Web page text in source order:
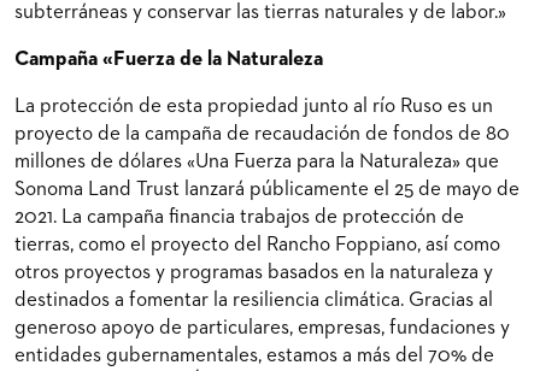
subterráneas y conservar las tierras naturales y de labor.»
Campaña «Fuerza de la Naturaleza
La protección de esta propiedad junto al río Ruso es un
proyecto de la campaña de recaudación de fondos de 80
millones de dólares «Una Fuerza para la Naturaleza» que
Sonoma Land Trust lanzará públicamente el 25 de mayo de
2021. La campaña financia trabajos de protección de
tierras, como el proyecto del Rancho Foppiano, así como
otros proyectos y programas basados en la naturaleza y
destinados a fomentar la resiliencia climática. Gracias al
generoso apoyo de particulares, empresas, fundaciones y
entidades gubernamentales, estamos a más del 70% de